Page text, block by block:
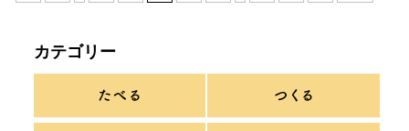
カテゴリー